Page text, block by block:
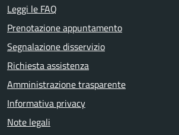
Leggi le FAQ
Prenotazione appuntamento
Segnalazione disservizio
Richiesta assistenza
Amministrazione trasparente
Informativa privacy
Note legali